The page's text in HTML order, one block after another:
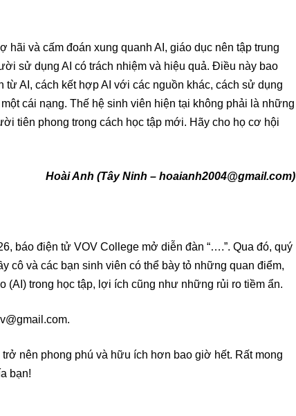
hãi và cấm đoán xung quanh AI, giáo dục nên tập trung
sử dụng AI có trách nhiệm và hiệu quả. Điều này bao
từ AI, cách kết hợp AI với các nguồn khác, cách sử dụng
cái nạng. Thế hệ sinh viên hiện tại không phải là những
tiên phong trong cách học tập mới. Hãy cho họ cơ hội
Hoài Anh (Tây Ninh – hoaianh2004@gmail.com)
báo điện tử VOV College mở diễn đàn “….”. Qua đó, quý
cô và các bạn sinh viên có thể bày tỏ những quan điểm,
(AI) trong học tập, lợi ích cũng như những rủi ro tiềm ẩn.
nên phong phú và hữu ích hơn bao giờ hết. Rất mong
bạn!